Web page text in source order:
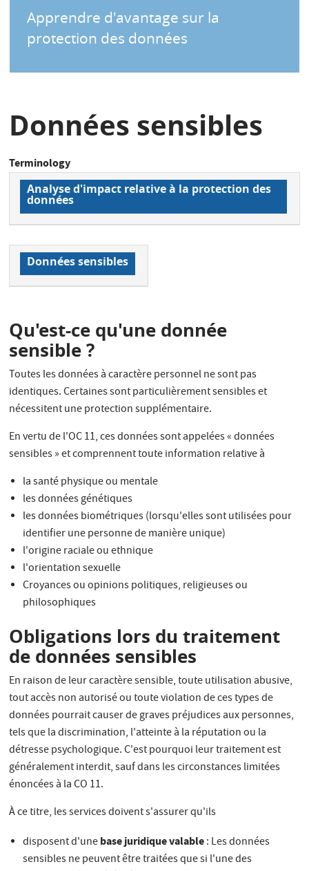
Apprendre d'avantage sur la
protection des données
Données sensibles
Terminology
Analyse d'impact relative à la protection des
données
Données sensibles
Qu'est-ce qu'une donnée
sensible ?
Toutes les données à caractère personnel ne sont pas
identiques. Certaines sont particulièrement sensibles et
nécessitent une protection supplémentaire.
En vertu de l'OC 11, ces données sont appelées « données
sensibles » et comprennent toute information relative à
la santé physique ou mentale
les données génétiques
les données biométriques (lorsqu'elles sont utilisées pour
identifier une personne de manière unique)
l'origine raciale ou ethnique
l'orientation sexuelle
Croyances ou opinions politiques, religieuses ou
philosophiques
Obligations lors du traitement
de données sensibles
En raison de leur caractère sensible, toute utilisation abusive,
tout accès non autorisé ou toute violation de ces types de
données pourrait causer de graves préjudices aux personnes,
tels que la discrimination, l'atteinte à la réputation ou la
détresse psychologique. C'est pourquoi leur traitement est
généralement interdit, sauf dans les circonstances limitées
énoncées à la CO 11.
À ce titre, les services doivent s'assurer qu'ils
disposent d'unebase juridique valable: Les données
sensibles ne peuvent être traitées que si l'une des